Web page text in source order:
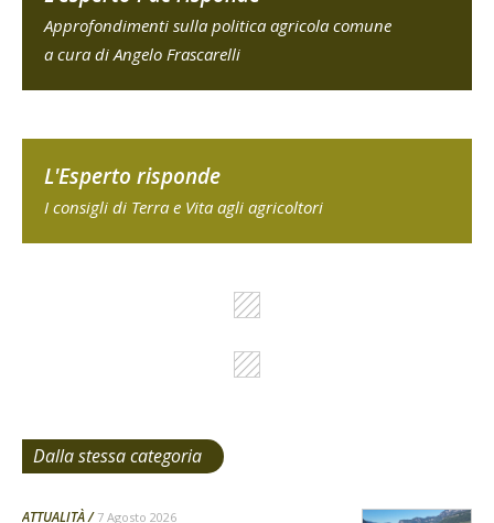
Approfondimenti sulla politica agricola comune
a cura di Angelo Frascarelli
L'Esperto risponde
I consigli di Terra e Vita agli agricoltori
Dalla stessa categoria
ATTUALITÀ 7 Agosto 2026